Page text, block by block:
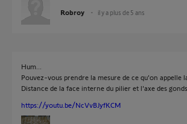
Robroy il y a plus de 5 ans
Hum...
Pouvez-vous prendre la mesure de ce qu'on appelle
Distance de la face interne du pilier et l'axe des gonds.
https://youtu.be/NcVvBJyfKCM